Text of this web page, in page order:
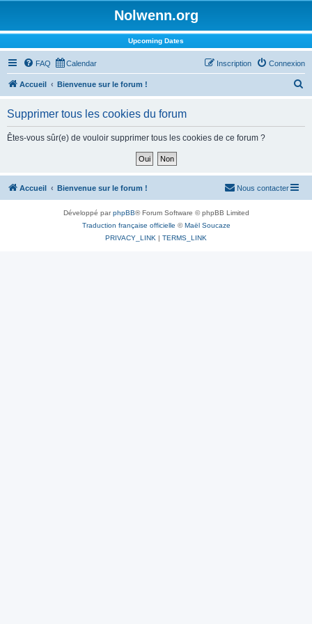
Nolwenn.org
Upcoming Dates
FAQ Calendar Connexion
Inscription
Accueil Bienvenue sur le forum !
h
Supprimer tous les cookies du forum
Êtes-vous sûr(e) de vouloir supprimer tous les cookies de ce forum ?
Accueil Bienvenue sur le forum ! Nous contacter
Développé parphpBB® Forum Software © phpBB Limited
Traduction française officielle ©Maël Soucaze
PRIVACY_LINK | TERMS_LINK